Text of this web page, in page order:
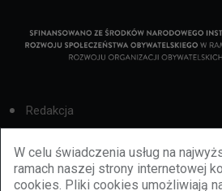
W celu świadczenia usług na
ramach naszej strony internetowej
cookies. Pliki cookies umożliwiają
Redakcja
Cookies
Reklama